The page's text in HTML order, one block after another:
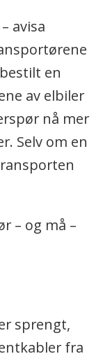
avisa
en
av elbiler
nå mer
Selv om en
– og må –
sprengt,
fra